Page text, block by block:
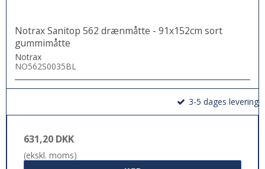
Notrax Sanitop 562 drænmåtte - 91x152cm sort
gummimåtte
Notrax
NO562S0035BL
3-5 dages levering
631,20 DKK
(ekskl. moms)